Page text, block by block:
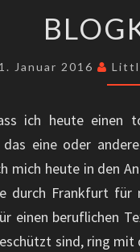
Januar 2016
ich heute einen
eine oder
mich heute in den
durch Frankfurt
einen beruflichen
sind, ring